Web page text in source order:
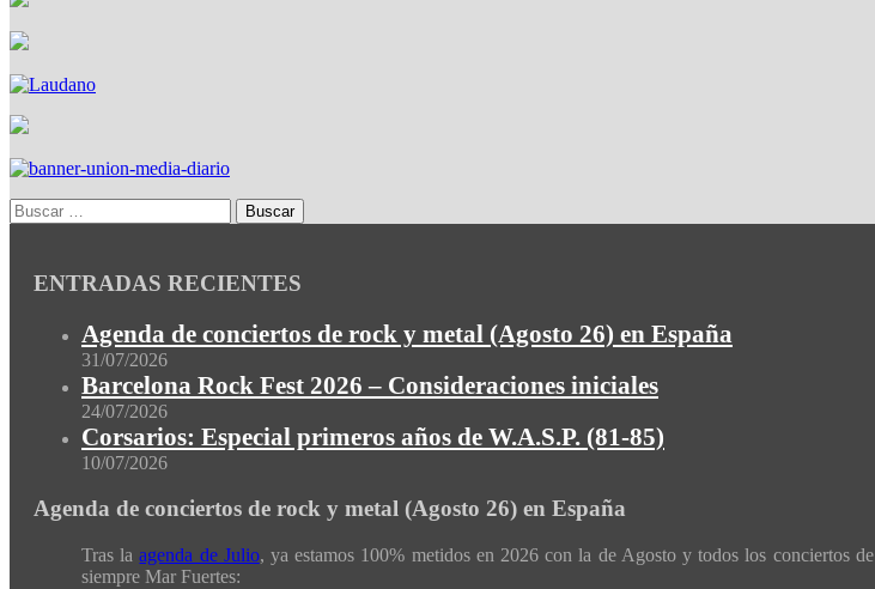
ENTRADAS RECIENTES
Agenda de conciertos de rock y metal (Agosto 26) en España
31/07/2026
Barcelona Rock Fest 2026 – Consideraciones iniciales
24/07/2026
Corsarios: Especial primeros años de W.A.S.P. (81-85)
10/07/2026
Agenda de conciertos de rock y metal (Agosto 26) en España
Tras laagenda de Julio, ya estamos 100% metidos en 2026 con la de Agosto y todos los conciertos
siempre Mar Fuertes: